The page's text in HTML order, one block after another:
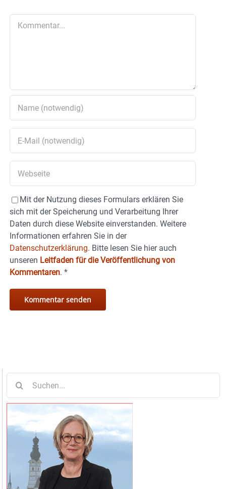
Mit der Nutzung dieses Formulars erklären Sie
sich mit der Speicherung und Verarbeitung Ihrer
Daten durch diese Website einverstanden. Weitere
Informationen erfahren Sie in der
Datenschutzerklärung. Bitte lesen Sie hier auch
unseren Leitfaden für die Veröffentlichung von
Kommentaren. *
nach: